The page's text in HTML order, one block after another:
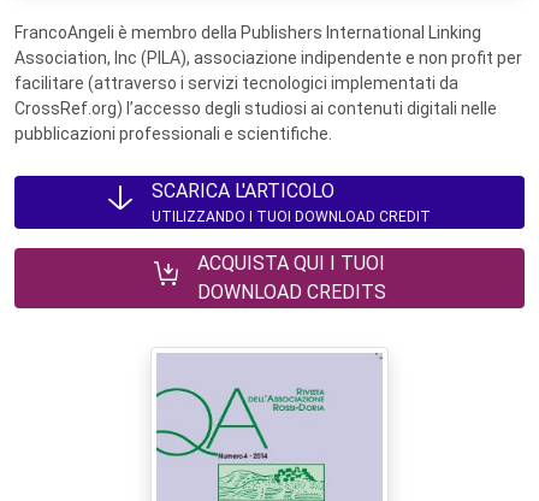
FrancoAngeli è membro della Publishers International Linking
Association, Inc (PILA), associazione indipendente e non profit per
facilitare (attraverso i servizi tecnologici implementati da
CrossRef.org) l’accesso degli studiosi ai contenuti digitali nelle
pubblicazioni professionali e scientifiche.
SCARICA L'ARTICOLO
UTILIZZANDO I TUOI DOWNLOAD CREDIT
ACQUISTA QUI I TUOI
DOWNLOAD CREDITS